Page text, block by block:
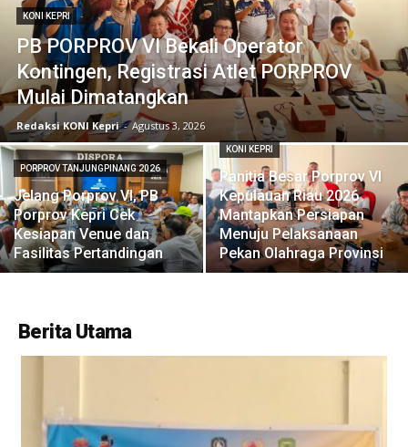
KONI KEPRI
PB PORPROV VI Bekali Operator
Kontingen, Registrasi Atlet PORPROV
Mulai Dimatangkan
Redaksi KONI Kepri - Agustus 3, 2026
PORPROV TANJUNGPINANG 2026
Jelang Porprov VI, PB
Porprov Kepri Cek
Kesiapan Venue dan
Fasilitas Pertandingan
KONI KEPRI
Panitia Besar Porprov VI
Kepulauan Riau 2026
Mantapkan Persiapan
Menuju Pelaksanaan
Pekan Olahraga Provinsi
Berita Utama